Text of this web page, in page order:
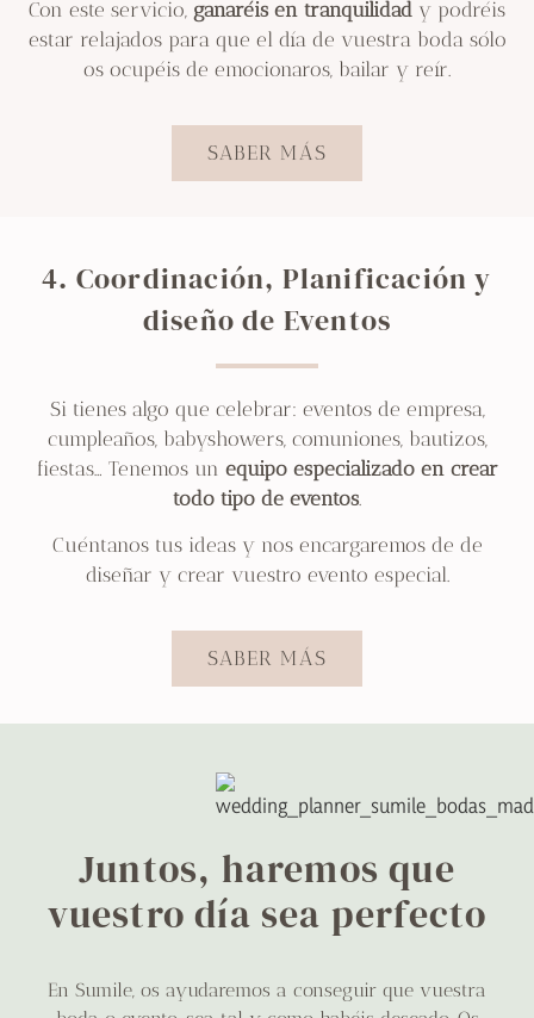
Con este servicio, ganaréis en tranquilidad y podréis
estar relajados para que el día de vuestra boda sólo
os ocupéis de emocionaros, bailar y reír.
SABER MÁS
4. Coordinación, Planificación y
diseño de Eventos
Si tienes algo que celebrar: eventos de empresa,
cumpleaños, babyshowers, comuniones, bautizos,
fiestas… Tenemos un equipo especializado en crear
todo tipo de eventos
Cuéntanos tus ideas y nos encargaremos de de
diseñar y crear vuestro evento especial.
SABER MÁS
Juntos, haremos que
vuestro día sea perfecto
En Sumile, os ayudaremos a conseguir que vuestra